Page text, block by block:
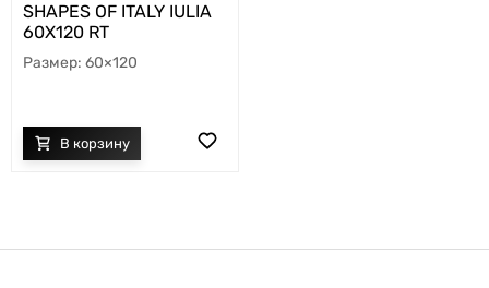
SHAPES OF ITALY IULIA
60X120 RT
60×120